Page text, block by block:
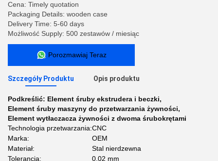
Cena: Timely quotation
Packaging Details: wooden case
Delivery Time: 5-60 days
Możliwość Supply: 500 zestawów / miesiąc
Porozmawiaj Teraz
Szczegóły Produktu Opis produktu
Podkreślić: Element śruby ekstrudera i beczki,
Element śruby maszyny do przetwarzania żywności,
Element wytłaczacza żywności z dwoma śrubokrętami
Technologia przetwarzania:CNC
Marka:
OEM
Materiał:
Stal nierdzewna
Tolerancja:
0,02 mm